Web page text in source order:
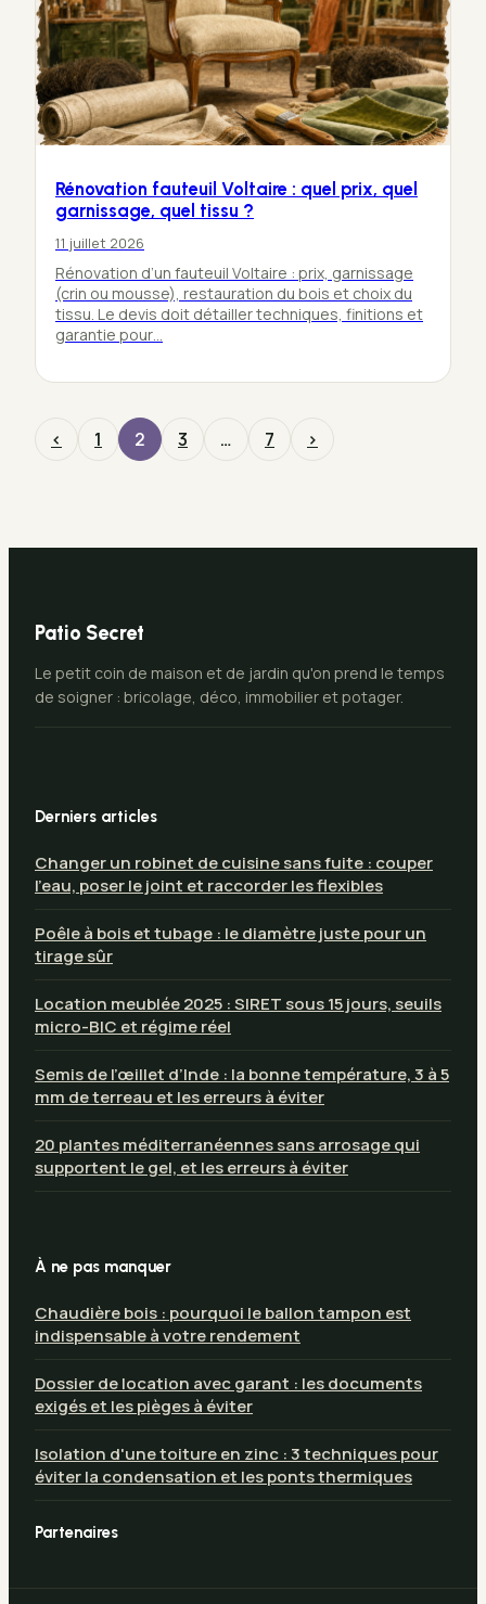
Rénovation fauteuil Voltaire : quel prix, quel
garnissage, quel tissu ?
11 juillet 2026
Rénovation d’un fauteuil Voltaire : prix, garnissage
(crin ou mousse), restauration du bois et choix du
tissu. Le devis doit détailler techniques, finitions et
garantie pour…
‹ 1 2 3 … 7 ›
Patio Secret
Le petit coin de maison et de jardin qu'on prend le temps
de soigner : bricolage, déco, immobilier et potager.
Derniers articles
Changer un robinet de cuisine sans fuite : couper
l’eau, poser le joint et raccorder les flexibles
Poêle à bois et tubage : le diamètre juste pour un
tirage sûr
Location meublée 2025 : SIRET sous 15 jours, seuils
micro-BIC et régime réel
Semis de l’œillet d’Inde : la bonne température, 3 à 5
mm de terreau et les erreurs à éviter
20 plantes méditerranéennes sans arrosage qui
supportent le gel, et les erreurs à éviter
À ne pas manquer
Chaudière bois : pourquoi le ballon tampon est
indispensable à votre rendement
Dossier de location avec garant : les documents
exigés et les pièges à éviter
Isolation d'une toiture en zinc : 3 techniques pour
éviter la condensation et les ponts thermiques
Partenaires